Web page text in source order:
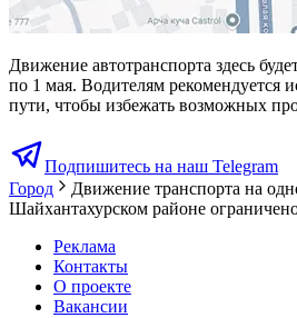
Движение автотранспорта здесь
по 1 мая. Водителям рекомендуется
пути, чтобы избежать возможных
Подпишитесь на наш Telegram
Город
Движение транспорта на
Шайхантахурском районе
Реклама
Контакты
О проекте
Вакансии